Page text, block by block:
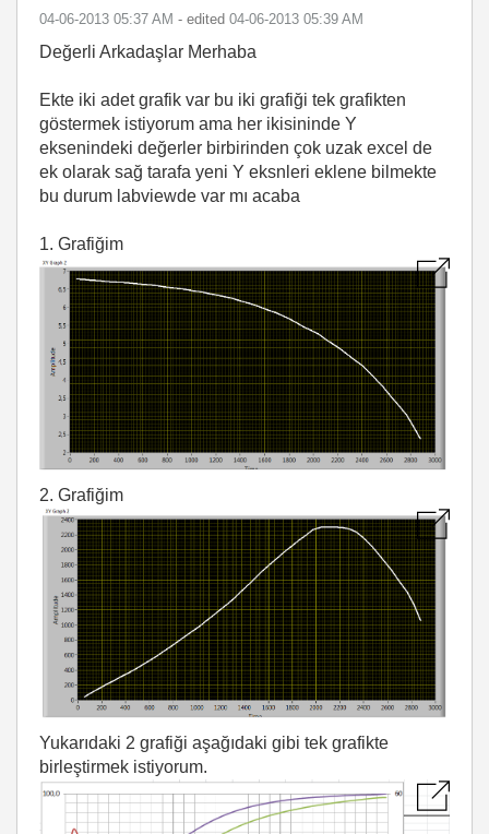
‎04-06-2013 05:37 AM - edited ‎04-06-2013 05:39 AM
Değerli Arkadaşlar Merhaba
Ekte iki adet grafik var bu iki grafiği tek grafikten
göstermek istiyorum ama her ikisininde Y
eksenindeki değerler birbirinden çok uzak excel de
ek olarak sağ tarafa yeni Y eksnleri eklene bilmekte
bu durum labviewde var mı acaba
1. Grafiğim
2. Grafiğim
Yukarıdaki 2 grafiği aşağıdaki gibi tek grafikte
birleştirmek istiyorum.